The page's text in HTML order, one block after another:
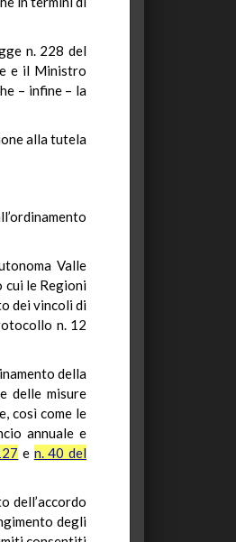
n. 228 del
e il Ministro
– infine – la
alla tutela
Valle
cui le Regioni
dei vincoli di
n. 12
della
delle misure
così come le
annuale e
e n. 40 del
dell’accordo
degli